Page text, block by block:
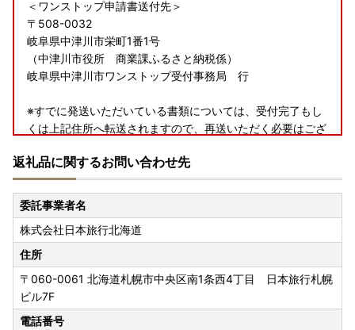
＜ワンストップ申請書送付先＞
〒508-0032
岐阜県中津川市栄町1番1号
（中津川市役所 商業課ふるさと納税係）
岐阜県中津川市ワンストップ受付事務局 行
※すでに発送いただいている書類については、受付完了もし
くは上記住所へ転送されますので、再送いただく必要はござ
（書類に不備があった際は、再送依頼をする場合がございま
す。）
【重要】お問い合わせ先変更のお知らせ
岐阜県中津川市ふるさと納税返礼品事務局のお問い合わせ先
が9月1日より変更となりましたので、ご連絡申し上げます。
【変更後のお問い合わせ先】
メールでのお問い合わせ: ：info_nakatsugawa@nta.co.jp
電話でのお問い合わせ: 0120-505-534
受付時間: 9:00～17:00（土日祝、1/1～1/3除く）
返礼品に関するお問い合わせ先
委託事業者名
株式会社日本旅行北海道
住所
〒060-0061 北海道札幌市中央区南1条西4丁目 日本旅行札幌
ビル7F
電話番号